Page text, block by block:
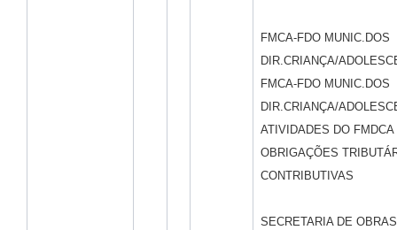
FMCA-FDO MUNIC.DOS
DIR.CRIANÇA/
FMCA-FDO MUNIC.DOS
DIR.CRIANÇA/
ATIVIDADES DO FMDCA
OBRIGAÇÕES
CONTRIBUTIVAS
SECRETARIA DE